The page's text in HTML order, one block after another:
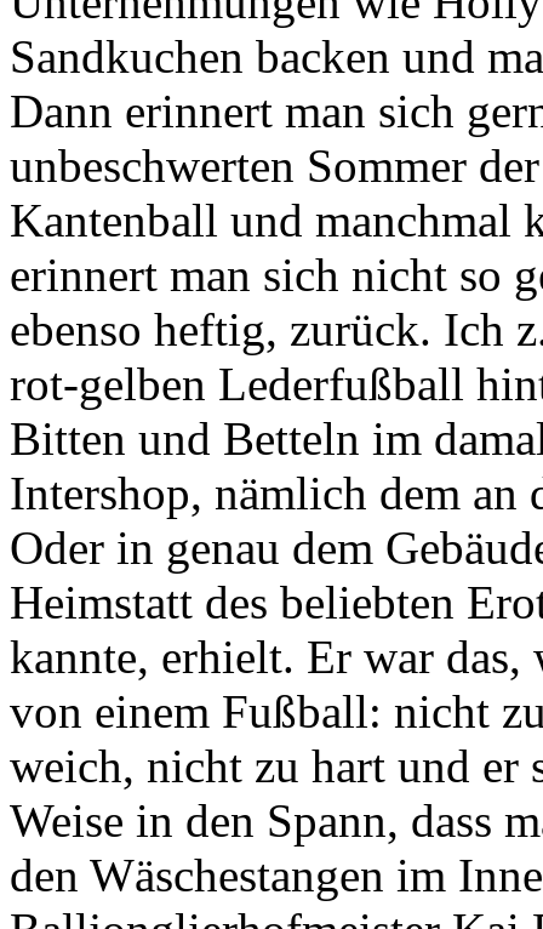
Sandkuchen backen und
Dann erinnert man sich
unbeschwerten Sommer
Kantenball und manchmal
erinnert man sich nicht so
ebenso heftig, zurück. Ich
rot-gelben Lederfußball
Bitten und Betteln im
Intershop, nämlich dem
Oder in genau dem
Heimstatt des beliebten
kannte, erhielt. Er war das,
von einem Fußball: nicht
weich, nicht zu hart und er
Weise in den Spann, dass
den Wäschestangen im